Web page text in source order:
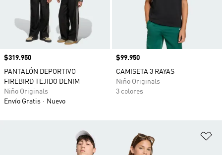
Precio
$319.950
PANTALÓN DEPORTIVO
FIREBIRD TEJIDO DENIM
Niño Originals
Envío Gratis
Nuevo
Precio
$99.950
CAMISETA 3 RAYAS
Niño Originals
3 colores